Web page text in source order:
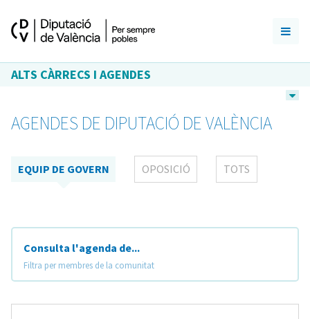
ALTS CÀRRECS I AGENDES
AGENDES DE DIPUTACIÓ DE VALÈNCIA
EQUIP DE GOVERN OPOSICIÓ TOTS
Consulta l'agenda de...
Filtra per membres de la comunitat